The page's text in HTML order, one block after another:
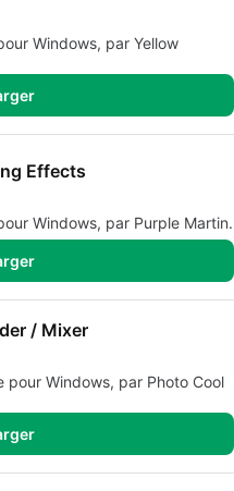
Windows, par Yellow
Effects
Windows, par Purple Martin.
/ Mixer
pour Windows, par Photo Cool